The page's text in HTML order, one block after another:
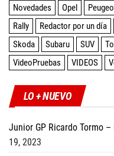
Novedades
Opel
Rally
Redactor por un día
Skoda
Subaru SUV
VideoPruebas
VIDEOS
LO + NUEVO
Junior GP Ricardo Tormo
19, 2023